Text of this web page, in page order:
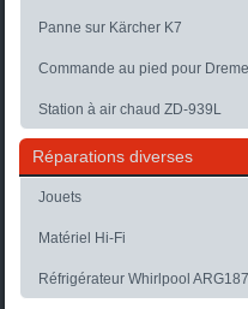
Panne sur Kärcher K7
Commande au pied pour
Station à air chaud ZD-939L
Réparations diverses
Jouets
Matériel Hi-Fi
Réfrigérateur Whirlpool